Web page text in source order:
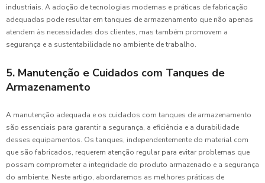
industriais. A adoção de tecnologias modernas e práticas de fabricação
adequadas pode resultar em tanques de armazenamento que não apenas
atendem às necessidades dos clientes, mas também promovem a
segurança e a sustentabilidade no ambiente de trabalho.
5. Manutenção e Cuidados com Tanques de
Armazenamento
A manutenção adequada e os cuidados com tanques de armazenamento
são essenciais para garantir a segurança, a eficiência e a durabilidade
desses equipamentos. Os tanques, independentemente do material com
que são fabricados, requerem atenção regular para evitar problemas que
possam comprometer a integridade do produto armazenado e a segurança
do ambiente. Neste artigo, abordaremos as melhores práticas de